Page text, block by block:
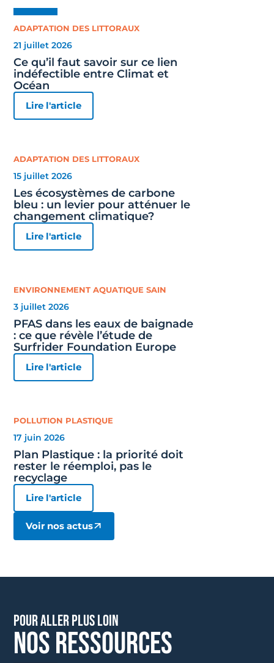
ADAPTATION DES LITTORAUX
21 juillet 2026
Ce qu’il faut savoir sur ce lien
indéfectible entre Climat et
Océan
Lire l'article
ADAPTATION DES LITTORAUX
15 juillet 2026
Les écosystèmes de carbone
bleu : un levier pour atténuer le
changement climatique?
Lire l'article
ENVIRONNEMENT AQUATIQUE SAIN
3 juillet 2026
PFAS dans les eaux de baignade
: ce que révèle l’étude de
Surfrider Foundation Europe
Lire l'article
POLLUTION PLASTIQUE
17 juin 2026
Plan Plastique : la priorité doit
rester le réemploi, pas le
recyclage
Lire l'article
Voir nos actus
pour aller plus loin
NOS RESSOURCES